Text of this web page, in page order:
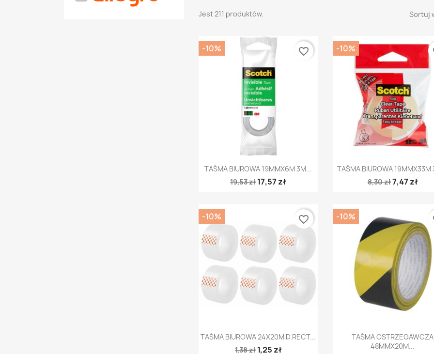
Jest 211 produktów. Sortuj
Szybki podgląd
TAŚMA BIUROWA 19MMX6M 3M...
19,53 zł17,57 zł
-10% favorite_border
 Szybki podgląd
TAŚMA BIUROWA 19MMX33M
8,30 zł7,47 zł
-10%
Szybki podgląd
TAŚMA BIUROWA 24X20M D.RECT...
1,38 zł 1,25 zł
-10% favorite_border
Szybki podgląd
TAŚMA OSTRZEGAWCZA
48MMX20M...
-10%